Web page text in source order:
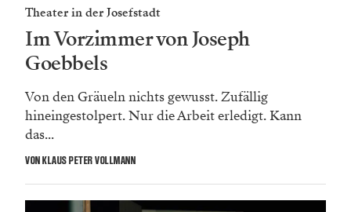
Theater in der Josefstadt
Im Vorzimmer von Joseph
Goebbels
Von den Gräueln nichts gewusst. Zufällig
hineingestolpert. Nur die Arbeit erledigt. Kann
das...
VON KLAUS PETER VOLLMANN